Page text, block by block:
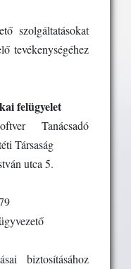
szolgáltatásokat
tevékenységéhez
felügyelet
Tanácsadó
Társaság
utca 5.
biztosításához